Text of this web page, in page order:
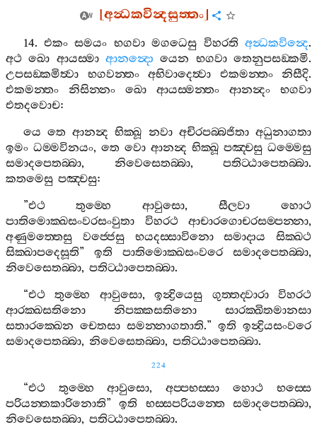
[අන්‍ධකවින්‍දසුත‍්තං]
14.එකං සමයං භගවා මගධෙසු විහරති අන්‍ධකවින්‍දෙ.
අථ ඛො ආයස‍්මා ආනන්‍දො යෙන භගවා තෙනුපසඞ‍්කමි.
උපසඞ‍්කමිත්‍වා
භගවන‍්තං අභිවාදෙත්‍වා එකමන‍්තං නිසීදි.
එකමන‍්තං
නිසින‍්නං ඛො ආයස‍්මන‍්තං ආනන්‍දං
භගවා
එතදවොච:
යෙ තෙ ආනන්‍ද භික‍්ඛූ නවා අචිරපබ‍්බජිතා අධුනාගතා
ඉමං ධම‍්මවිනයං, තෙ වො ආනන්‍ද භික‍්ඛූ පඤ‍්චසු ධම‍්මෙසු
සමාදපෙතබ‍්බා, නිවෙසෙතබ‍්බා, පතිට‍්ඨාපෙතබ‍්බා.
කතමෙසු පඤ‍්චසු:
”එථ තුම‍්හෙ ආවුසො,සීලවා
හොථ
පාතිමොක‍්ඛසංවරසංවුතා
විහරථ ආචාරගොචරසම‍්පන‍්නා,
අණුමත‍්තෙසු
වජ‍්ජෙසු භයදස‍්සාවිනො සමාදාය
සික‍්ඛථ
සික‍්ඛාපදෙසූති” ඉති පාතිමොක‍්ඛසංවරෙ සමාදපෙතබ‍්බා,
නිවෙසෙතබ‍්බා, පතිට‍්ඨාපෙතබ‍්බා.
“එථ තුම‍්හෙ ආවුසො,ඉන්‍ද්‍රියෙසු ගුත‍්තද‍්වාරා
විහරථ
ආරක‍්ඛසතිනො
නිපක‍්කසතිනො
සාරක‍්ඛිතමානසා
සතාරක‍්ඛෙන චෙතසා සමන‍්නාගතාති.” ඉති ඉන්‍ද්‍රියසංවරෙ
සමාදපෙතබ‍්බා, නිවෙසෙතබ‍්බා, පතිට‍්ඨාපෙතබ‍්බා.
224
“එථ තුම‍්හෙ ආවුසො,අප‍්පභස‍්සා හොථ
භස‍්සෙ
පරියන‍්තකාරිනොති”ඉති භස‍්සපරියන‍්තෙ සමාදපෙතබ‍්බා,
නිවෙසෙතබ‍්බා, පතිට‍්ඨාපෙතබ‍්බා.